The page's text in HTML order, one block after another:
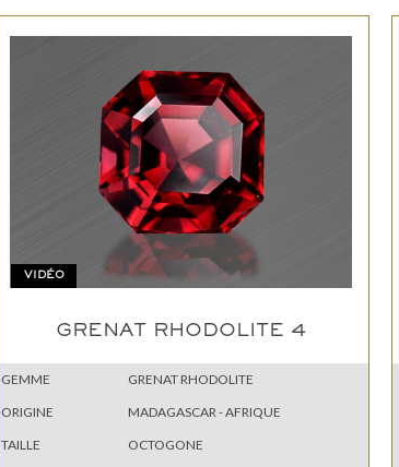
VIDÉO
GRENAT RHODOLITE 4
GEMME
GRENAT RHODOLITE
ORIGINE
MADAGASCAR - AFRIQUE
TAILLE
OCTOGONE